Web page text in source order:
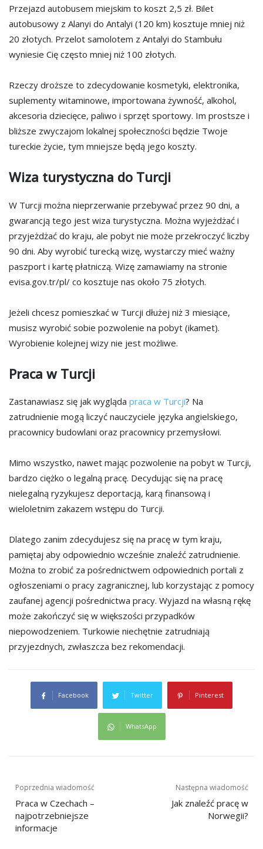
Przejazd autobusem miejskim to koszt 2,5 zł. Bilet
autobusowy z Alanyi do Antalyi (120 km) kosztuje mniej niż
20 złotych. Przelot samolotem z Antalyi do Stambułu
wyniesie Cię często mniej niż 100 złotych.
Rzeczy droższe to zdecydowanie kosmetyki, elektronika,
suplementy witaminowe, importowana żywność, alkohol,
akcesoria dziecięce, paliwo i sprzęt sportowy. Im prostsze i
bliższe zwyczajom lokalnej społeczności będzie Twoje
tureckie życie, tym mniejsze będą jego koszty.
Wiza turystyczna do Turcji
W Turcji można nieprzerwanie przebywać przez 90 dni, a
gwarancją tego jest wiza turystyczna. Można wyjeżdżać i
przyjeżdżać do kraju, ale pobyt nie może przekroczyć liczby
90 dni. Aby wyrobić turecką wizę, wystarczy mieć ważny
paszport i kartę płatniczą. Wizę zamawiamy na stronie
evisa.gov.tr/pl/ co kosztuje nas około 75 złotych.
Jeżeli chcesz pomieszkać w Turcji dłużej niż 3 miesiące,
musisz wyrobić sobie pozwolenie na pobyt (ikamet).
Wyrobienie kolejnej wizy nie jest możliwe.
Praca w Turcji
Zastanawiasz się jak wygląda praca w Turcji? Na
zatrudnienie mogą liczyć nauczyciele języka angielskiego,
pracownicy budowlani oraz pracownicy przemysłowi.
Mimo wszystko, nawet mając pozwolenie na pobyt w Turcji,
bardzo ciężko o legalną pracę. Decydując się na pracę
nielegalną ryzykujesz deportacją, karą finansową i
wieloletnim zakazem wstępu do Turcji.
Dlatego zanim zdecydujesz się na pracę w tym kraju,
pamiętaj aby odpowiednio wcześnie znaleźć zatrudnienie.
Można to zrobić za pośrednictwem odpowiednich portali z
ogłoszeniami o pracy zagranicznej, lub korzystając z pomocy
zaufanej agencji pośrednictwa pracy. Wyjazd na własną rękę
może zakończyć się w większości przypadków
niepowodzeniem. Turkowie niechętnie zatrudniają
przyjezdnych, zwłaszcza bez rekomendacji.
Facebook Twitter Pinterest
WhatsApp
Nawigacja
wpisu
Poprzednia wiadomość
Praca w Czechach –
najpotrzebniejsze
informacje
Następna wiadomość
Jak znaleźć pracę w
Norwegii?